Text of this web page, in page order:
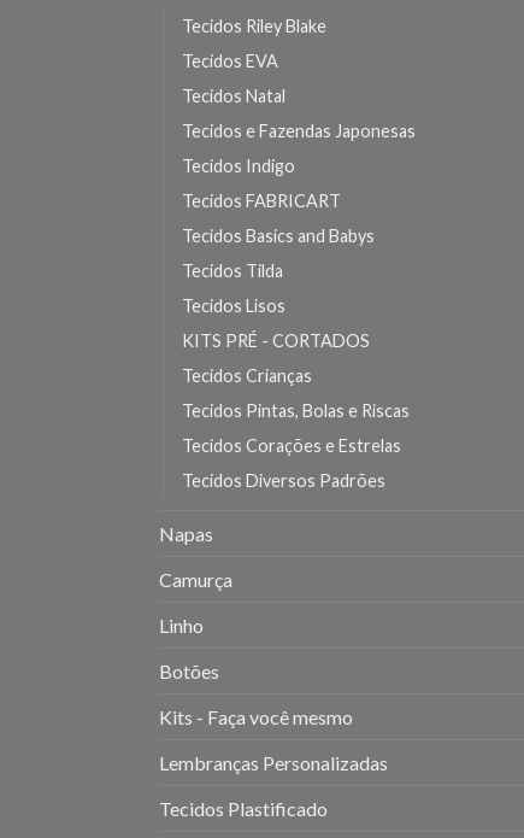
Tecidos Riley Blake
Tecidos EVA
Tecidos Natal
Tecidos e Fazendas Japonesas
Tecidos Indigo
Tecidos FABRICART
Tecidos Basics and Babys
Tecidos Tilda
Tecidos Lisos
KITS PRÉ - CORTADOS
Tecidos Crianças
Tecidos Pintas, Bolas e Riscas
Tecidos Corações e Estrelas
Tecidos Diversos Padrões
Napas
Camurça
Linho
Botões
Kits - Faça você mesmo
Lembranças Personalizadas
Tecidos Plastificado